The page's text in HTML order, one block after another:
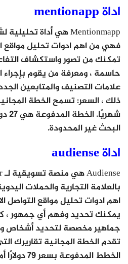
اداة mentionapp
فهي من اهم ادوات تحليل مواقع
تمكنك من تصور واستكشاف
حاسمة ، ومعرفة من يقوم بإجراء
علامات التصنيف والمتابعين
البحث غير المحدودة.
اداة audiense
بالعلامة التجارية والحملات
اهم ادوات تحليل مواقع التواصل
يمكنك تحديد وفهم أي جمهور ،
جماهير مخصصة لتحديد أشخاص
تقدم الخطة المجانية تقاريرك
الخطط المدفوعة بسعر 79 دولارًا أمريكيًا في الشهر.